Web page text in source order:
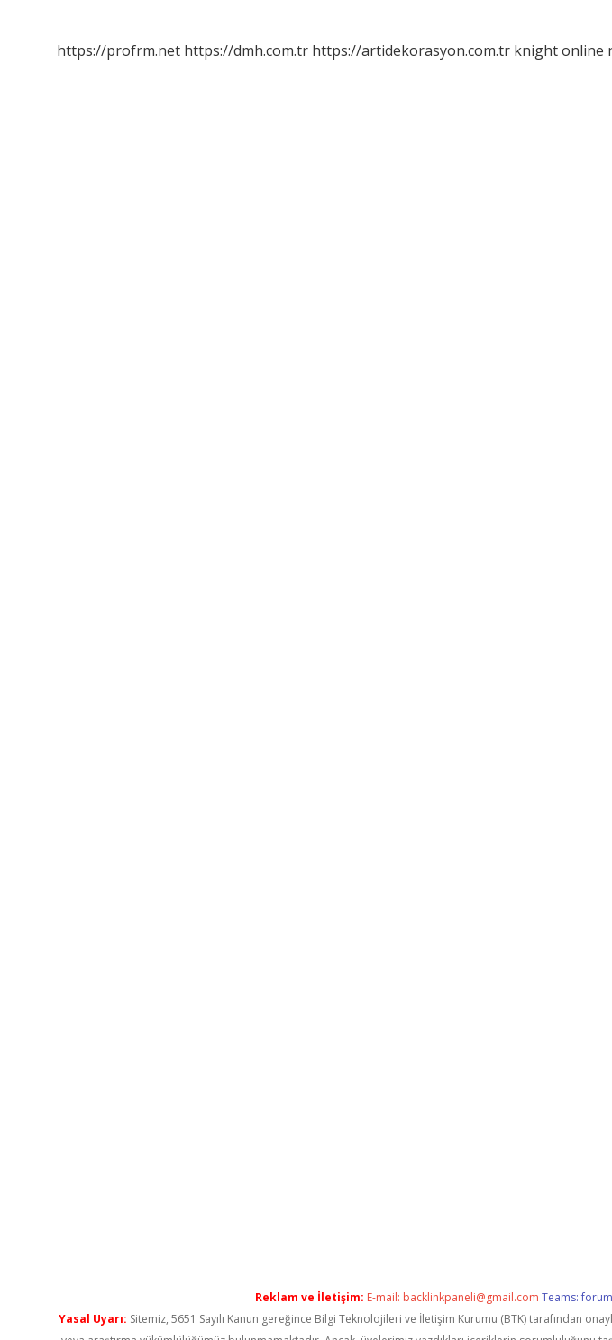
https://profrm.net https://dmh.com.tr https://artidekorasyon.com.tr knight online
Reklam ve İletişim: E-mail: backlinkpaneli@gmail.com Teams:
Yasal Uyarı: Sitemiz, 5651 Sayılı Kanun gereğince Bilgi Teknolojileri ve İletişim Kurumu (BTK) tarafından